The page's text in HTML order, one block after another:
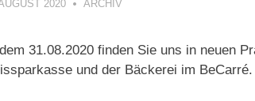
2020 PRAXIS
ARCHIV
31.08.2020 finden Sie uns in neuen
und der Bäckerei im BeCarré.